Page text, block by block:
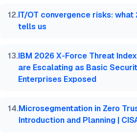
12.IT/OT convergence risks:
tells us
13.IBM 2026 X-Force Threat
are Escalating as Basic
Enterprises Exposed
14.Microsegmentation in Zero
Introduction and Planning |